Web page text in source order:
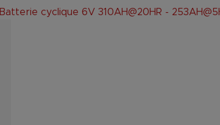
Batterie cyclique 6V 310AH@20HR -